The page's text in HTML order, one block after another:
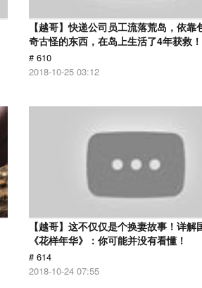
【越哥】快递公司员工流落荒岛，依靠
奇古怪的东西，在岛上生活了4年获救！
# 610
2018-10-25 03:12
【越哥】这不仅仅是个换妻故事！详解
《花样年华》：你可能并没有看懂！
# 614
2018-10-24 07:55